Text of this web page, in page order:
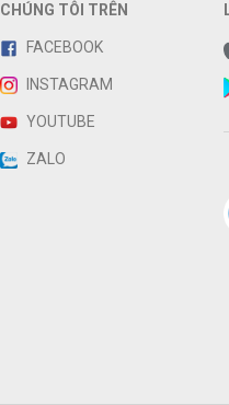
CHÚNG TÔI TRÊN
FACEBOOK
INSTAGRAM
YOUTUBE
ZALO